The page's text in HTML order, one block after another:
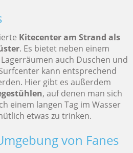
Kitecenter am Strand als
. Es bietet neben einem
auch Duschen und
kann entsprechend
Hier gibt es außerdem
, auf denen man sich
einem langen Tag im Wasser
etwas zu trinken.
von Fanes